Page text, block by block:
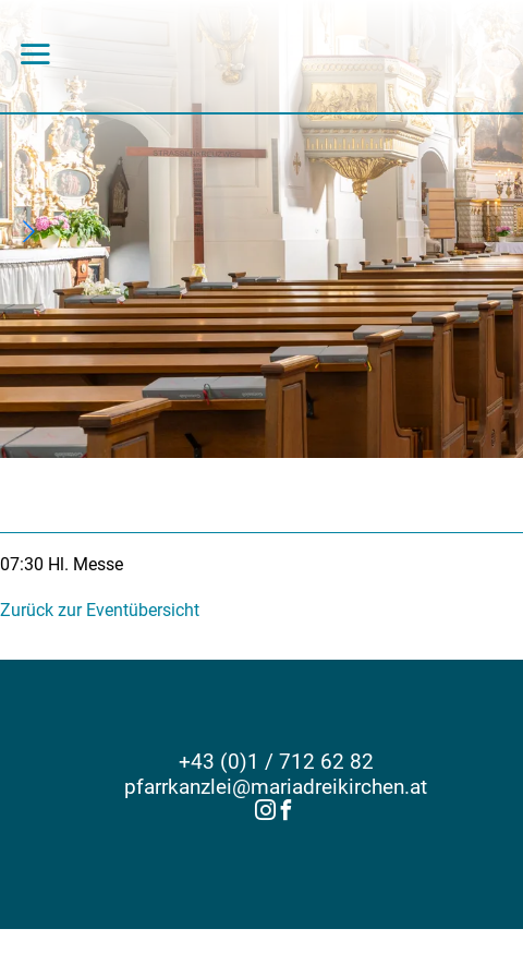
07:30 Hl. Messe
Zurück zur Eventübersicht
+43 (0)1 / 712 62 82
pfarrkanzlei@mariadreikirchen.at